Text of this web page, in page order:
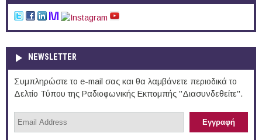
NEWSLETTER
Συμπληρώστε το e-mail σας και θα λαμβάνετε περιοδικά το
Δελτίο Τύπου της Ραδιοφωνικής Εκπομπής "Διασυνδεθείτε".